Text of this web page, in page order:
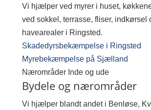
Vi hjælper ved myrer i huset,
ved sokkel, terrasse, fliser, indkørsel
havearealer i Ringsted.
Skadedyrsbekæmpelse i Ringsted
Myrebekæmpelse på Sjælland
Nærområder Inde og ude
Bydele og nærområder
Vi hjælper blandt andet i Benløse,